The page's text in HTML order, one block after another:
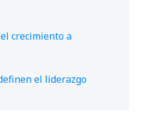
crecimiento a
el liderazgo